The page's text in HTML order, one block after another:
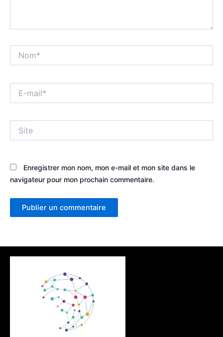
mail*
Enregistrer mon nom, mon e-mail et mon site dans le
navigateur pour mon prochain commentaire.